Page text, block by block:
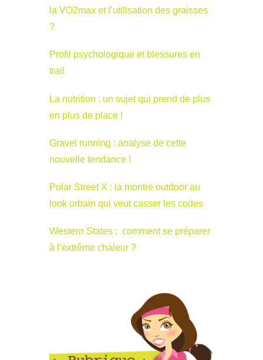
la VO2max et l’utilisation des graisses
?
Profil psychologique et blessures en
trail
La nutrition : un sujet qui prend de plus
en plus de place !
Gravel running : analyse de cette
nouvelle tendance !
Polar Street X : la montre outdoor au
look urbain qui veut casser les codes
Western States : comment se préparer
à l’extrême chaleur ?